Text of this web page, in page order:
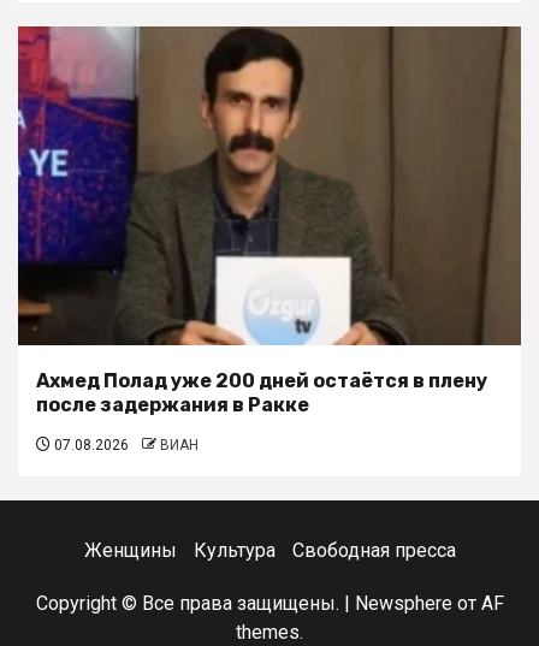
Ахмед Полад уже 200 дней остаётся в плену
после задержания в Ракке
07.08.2026 ВИАН
Женщины Культура Свободная пресса
Copyright © Все права защищены. | Newsphereот AF
themes.